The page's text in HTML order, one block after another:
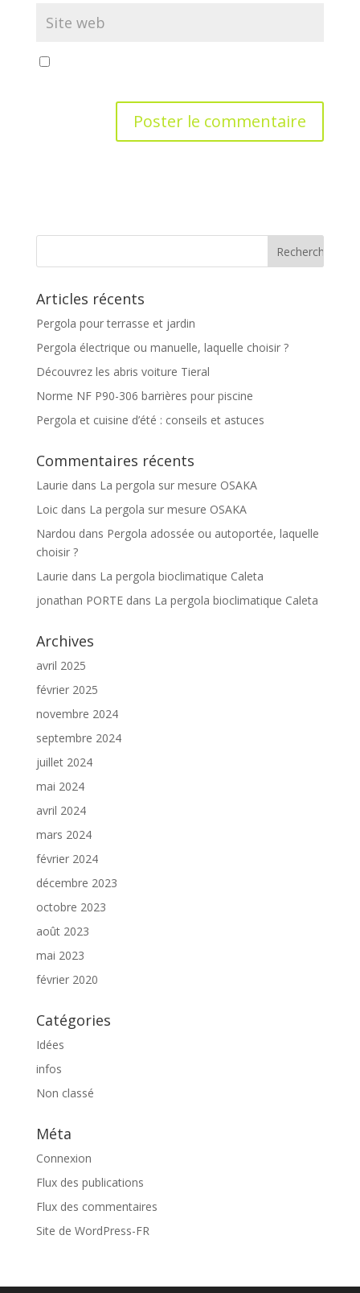
Articles récents
Pergola pour terrasse et jardin
Pergola électrique ou manuelle, laquelle choisir ?
Découvrez les abris voiture Tieral
Norme NF P90-306 barrières pour piscine
Pergola et cuisine d’été : conseils et astuces
Commentaires récents
Laurie dans La pergola sur mesure OSAKA
Loicdans La pergola sur mesure OSAKA
Nardou dans Pergola adossée ou autoportée, laquelle
choisir ?
Laurie dans La pergola bioclimatique Caleta
jonathan PORTEdans La pergola bioclimatique Caleta
Archives
avril 2025
février 2025
novembre 2024
septembre 2024
juillet 2024
mai 2024
avril 2024
mars 2024
février 2024
décembre 2023
octobre 2023
août 2023
mai 2023
février 2020
Catégories
Idées
infos
Non classé
Méta
Connexion
Flux des publications
Flux des commentaires
Site de WordPress-FR